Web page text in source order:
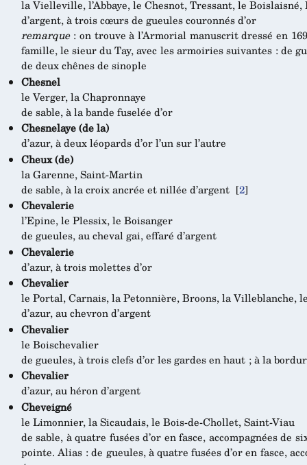
la Vielleville, l’Abbaye, le Chesnot, Tressant, le
d’argent, à trois cœurs de gueules couronnés d’or
remarque: on trouve à l’Armorial manuscrit dressé en
famille, le sieur du Tay, avec les armoiries suivantes : de
de deux chênes de sinople
Chesnel
le Verger, la Chapronnaye
de sable, à la bande fuselée d’or
Chesnelaye (de la)
d’azur, à deux léopards d’or l’un sur l’autre
Cheux (de)
la Garenne, Saint-Martin
de sable, à la croix ancrée et nillée d’argent [2]
Chevalerie
l’Epine, le Plessix, le Boisanger
de gueules, au cheval gai, effaré d’argent
Chevalerie
d’azur, à trois molettes d’or
Chevalier
le Portal, Carnais, la Petonnière, Broons, la Villeblanche,
d’azur, au chevron d’argent
Chevalier
le Boischevalier
de gueules, à trois clefs d’or les gardes en haut ; à la
Chevalier
d’azur, au héron d’argent
Cheveigné
le Limonnier, la Sicaudais, le Bois-de-Chollet, Saint-Viau
de sable, à quatre fusées d’or en fasce, accompagnées de
pointe. Alias : de gueules, à quatre fusées d’or en fasce,